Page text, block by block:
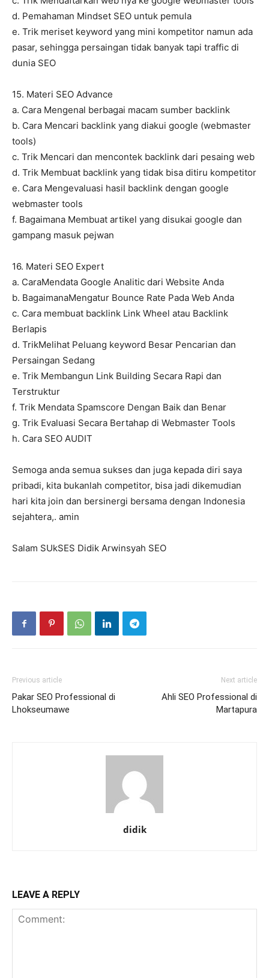
d. Pemahaman Mindset SEO untuk pemula
e. Trik meriset keyword yang mini kompetitor namun ada
pasar, sehingga persaingan tidak banyak tapi traffic di
dunia SEO
15. Materi SEO Advance
a. Cara Mengenal berbagai macam sumber backlink
b. Cara Mencari backlink yang diakui google (webmaster
tools)
c. Trik Mencari dan mencontek backlink dari pesaing web
d. Trik Membuat backlink yang tidak bisa ditiru kompetitor
e. Cara Mengevaluasi hasil backlink dengan google
webmaster tools
f. Bagaimana Membuat artikel yang disukai google dan
gampang masuk pejwan
16. Materi SEO Expert
a. CaraMendata Google Analitic dari Website Anda
b. BagaimanaMengatur Bounce Rate Pada Web Anda
c. Cara membuat backlink Link Wheel atau Backlink
Berlapis
d. TrikMelihat Peluang keyword Besar Pencarian dan
Persaingan Sedang
e. Trik Membangun Link Building Secara Rapi dan
Terstruktur
f. Trik Mendata Spamscore Dengan Baik dan Benar
g. Trik Evaluasi Secara Bertahap di Webmaster Tools
h. Cara SEO AUDIT
Semoga anda semua sukses dan juga kepada diri saya
pribadi, kita bukanlah competitor, bisa jadi dikemudian
hari kita join dan bersinergi bersama dengan Indonesia
sejahtera,. amin
Salam SUkSES Didik Arwinsyah SEO
Previous article
Pakar SEO Professional di
Lhokseumawe
Next article
Ahli SEO Professional di
Martapura
didik
LEAVE A REPLY